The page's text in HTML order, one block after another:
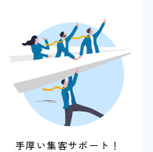
手厚い集客サポート！